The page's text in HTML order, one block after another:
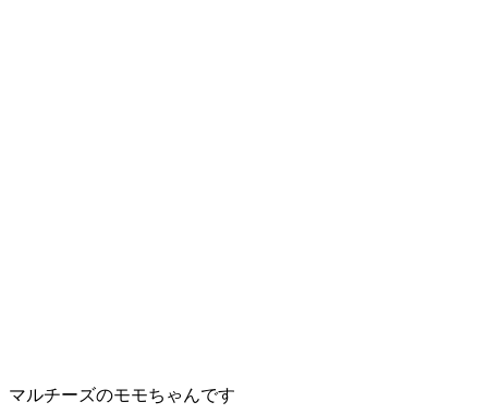
マルチーズのモモちゃんです